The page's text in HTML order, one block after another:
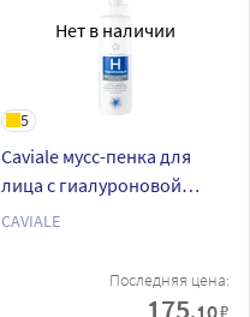
Нет в наличии
5
Caviale мусс-пенка для
лица с гиалуроновой
кислотой 150 мл
CAVIALE
Последняя цена:
175 ₽